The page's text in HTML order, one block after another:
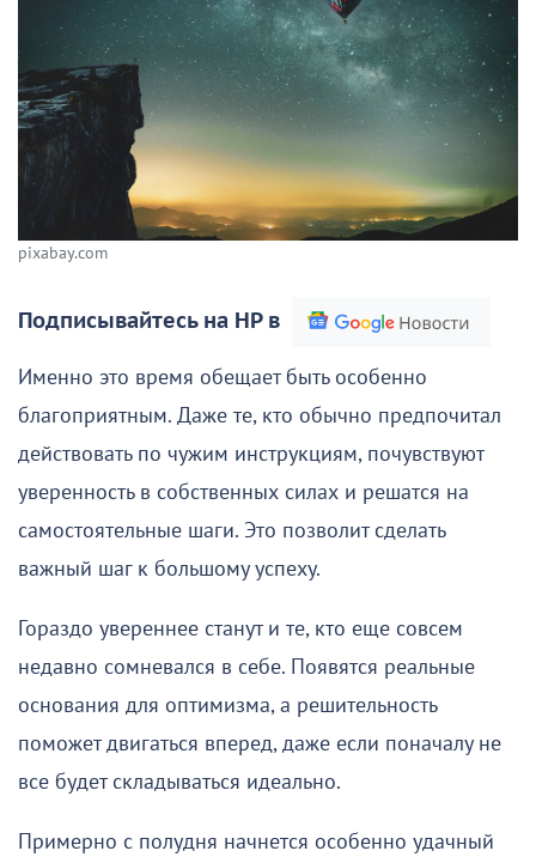
pixabay.com
Подписывайтесь на НР в
Именно это время обещает быть особенно
благоприятным. Даже те, кто обычно предпочитал
действовать по чужим инструкциям, почувствуют
уверенность в собственных силах и решатся на
самостоятельные шаги. Это позволит сделать
важный шаг к большому успеху.
Гораздо увереннее станут и те, кто еще совсем
недавно сомневался в себе. Появятся реальные
основания для оптимизма, а решительность
поможет двигаться вперед, даже если поначалу не
все будет складываться идеально.
Примерно с полудня начнется особенно удачный